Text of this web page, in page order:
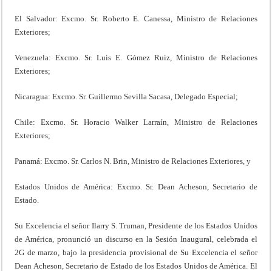
El Salvador: Excmo. Sr. Roberto E. Canessa, Ministro de Relaciones
Exteriores;
Venezuela: Excmo. Sr. Luis E. Gómez Ruiz, Ministro de Relaciones
Exteriores;
Nicaragua: Excmo. Sr. Guillermo Sevilla Sacasa, Delegado Especial;
Chile: Excmo. Sr. Horacio Walker Larraín, Ministro de Relaciones
Exteriores;
Panamá: Excmo. Sr. Carlos N. Brin, Ministro de Relaciones Exteriores, y
Estados Unidos de América: Excmo. Sr. Dean Acheson, Secretario de
Estado.
Su Excelencia el señor Ilarry S. Truman, Presidente de los Estados Unidos
de América, pronunció un discurso en la Sesión Inaugural, celebrada el
2G de marzo, bajo la presidencia provisional de Su Excelencia el señor
Dean Acheson, Secretario de Estado de los Estados Unidos de América. El